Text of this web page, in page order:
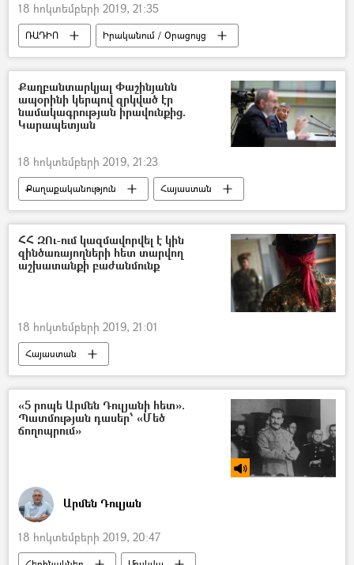
18 հոկտեմբերի 2019, 21:35
ՌԱԴԻՈ Իրականում / Օրացույց
Քաղբանտարկյալ Փաշինյանն
ապօրինի կերպով զրկված էր
նամակագրության իրավունքից.
Կարապետյան
18 հոկտեմբերի 2019, 21:23
Քաղաքականություն
Հայաստան
Նիկոլ Փաշինյան
Վլադիմիր Կարապետյան
Հրայր Թովմասյան
Բանտ
քաղբանտարկյալ
ՀՀ ԶՈւ-ում կազմավորվել է կին
զինծառայողների հետ տարվող
աշխատանքի բաժանմունք
18 հոկտեմբերի 2019, 21:01
Հայաստան
ՀՀ պաշտպանության նախարարություն (ՊՆ)
զինծառայող
Կին
«5 րոպե Արմեն Դուլյանի հետ».
Պատմության դասեր՝ «Մեծ
ճողոպրում»
Արմեն Դուլյան
18 հոկտեմբերի 2019, 20:47